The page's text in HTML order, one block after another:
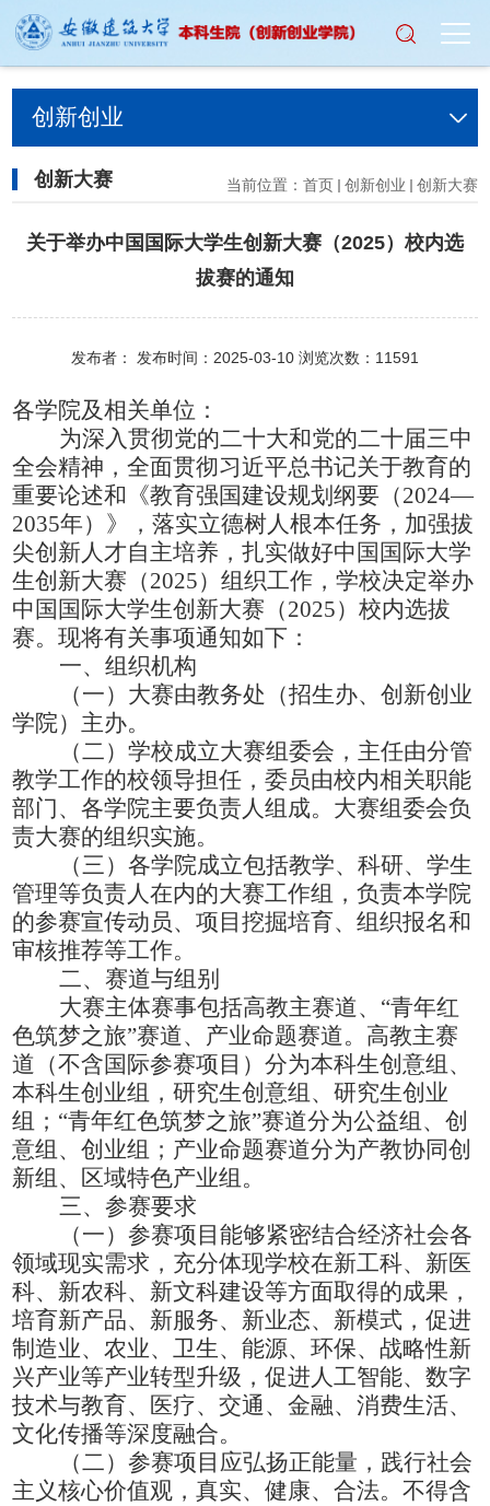
创新创业
创新大赛 当前位置： 首页 创新创业 创新大赛
关于举办中国国际大学生创新大赛（2025）校内选
拔赛的通知
发布者： 发布时间：2025-03-10 浏览次数： 11591
各学院及相关单位：
为深入贯彻党的二十大和党的二十届三中
全会精神，全面贯彻习近平总书记关于教育的
重要论述和《教育强国建设规划纲要（2024—
2035年）》，落实立德树人根本任务，加强拔
尖创新人才自主培养，扎实做好中国国际大学
生创新大赛（2025）组织工作，学校决定举办
中国国际大学生创新大赛（2025）校内选拔
赛。现将有关事项通知如下：
一、组织机构
（一）大赛由教务处 （招生办、创新创业
学院） 主办。
（二）学校成立大赛组委会，主任由分管
教学工作的校领导担任，委员由校内相关职能
部门、各学院主要负责人组成。大赛组委会负
责大赛的组织实施。
（三）各学院成立包括教学、科研、学生
管理等负责人在内的大赛工作组，负责本学院
的参赛宣传动员、项目挖掘培育、组织报名和
审核推荐等工作。
二、赛道与组别
大赛主体赛事包括高教主赛道、 “青年红
色筑梦之旅”赛道、产业命题赛道。高教主赛
道（不含国际参赛项目）分为本科生创意组、
本科生创业组，研究生创意组、研究生创业
组；“青年红色筑梦之旅”赛道分为公益组、创
意组、创业组；产业命题赛道分为产教协同创
新组、区域特色产业组。
三、参赛要求
（一）参赛项目能够紧密结合经济社会各
领域现实需求，充分体现学校在新工科、新医
科、新农科、新文科建设等方面取得的成果，
培育新产品、新服务、新业态、新模式，促进
制造业、农业、卫生、能源、环保、战略性新
兴产业等产业转型升级，促进人工智能、数字
技术与教育、医疗、交通、金融、消费生活、
文化传播等深度融合。
（二）参赛项目应弘扬正能量，践行社会
主义核心价值观，真实、健康、合法。不得含